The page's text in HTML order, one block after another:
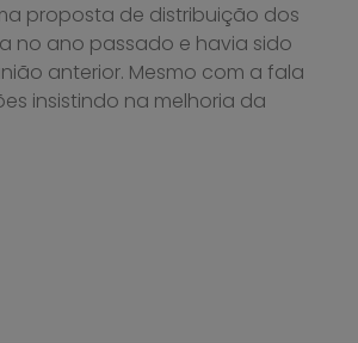
proposta de distribuição dos
no ano passado e havia sido
anterior. Mesmo com a fala
insistindo na melhoria da